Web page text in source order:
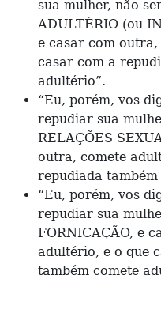
sua mulher, não
ADULTÉRIO (ou
e casar com
casar com a
adultério”.
“Eu, porém, vos
repudiar sua
RELAÇÕES
outra, comete
repudiada
“Eu, porém, vos
repudiar sua
FORNICAÇÃO, e
adultério, e o que
também comete